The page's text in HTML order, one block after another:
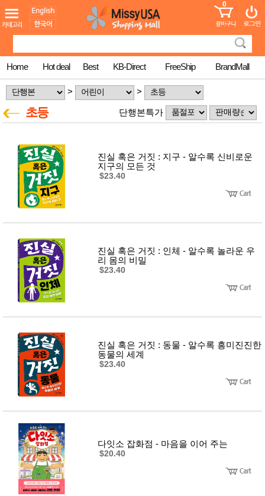
도 어린이
청소년
컬러링
북
한국학
습지
미국학
습지
꽃배송
홍삼전
문브랜
드
건강보
조제품
기능성
건강식
Diet/여
성용품
스킨케
어
메이크
업
헤어케
어/향수
남성화
장품
미용제
품
주방가
전
건강가
전
명품식
기브랜
드
보관용
기
MissyShop
Login
0
Home Hot deal Best KB-Direct FreeShip BrandMall
> >
초등 단행본특가
진실 혹은 거짓 : 지구 - 알수록 신비로운
지구의 모든 것
$23.40
진실 혹은 거짓 : 인체 - 알수록 놀라운 우
리 몸의 비밀
$23.40
진실 혹은 거짓 : 동물 - 알수록 흥미진진한
동물의 세계
$23.40
다잇소 잡화점 - 마음을 이어 주는
$20.40